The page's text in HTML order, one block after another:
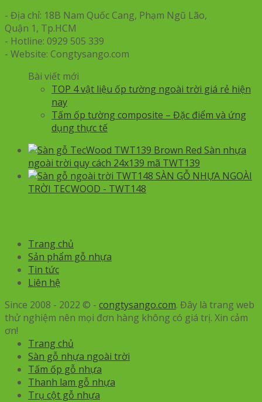
- Địa chỉ: 18B Nam Quốc Cang, Phạm Ngũ Lão,
Quận 1, Tp.HCM
- Hotline: 0929 505 339
- Website: Congtysango.com
Bài viết mới
TOP 4 vật liệu ốp tường ngoài trời giá rẻ hiện
nay
Tấm ốp tường composite – Đặc điểm và ứng
dụng thực tế
Sàn nhựa
ngoài trời quy cách 24x139 mã TWT139
SÀN GỖ NHỰA NGOÀI
TRỜI TECWOOD - TWT148
Trang chủ
Sản phẩm gỗ nhựa
Tin tức
Liên hệ
Since 2008 - 2022 © - congtysango.com. Đây là trang web
thử nghiệm nên mọi đơn hàng không có giá trị. Xin cảm
ơn!
Trang chủ
Sàn gỗ nhựa ngoài trời
Tấm ốp gỗ nhựa
Thanh lam gỗ nhựa
Trụ cột gỗ nhựa